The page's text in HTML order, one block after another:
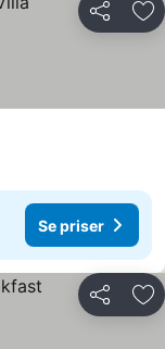
Del
Se priser
Del